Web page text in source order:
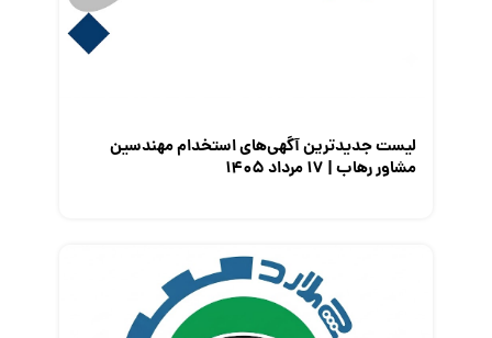
لیست جدیدترین آگهی‌های استخدام مهندسین
مشاور رهاب | ۱۷ مرداد ۱۴۰۵